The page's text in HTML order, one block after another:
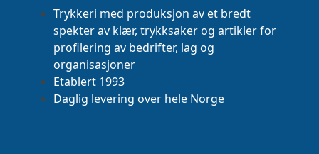
Trykkeri med produksjon av et bredt
spekter av klær, trykksaker og artikler for
profilering av bedrifter, lag og
organisasjoner
Etablert 1993
Daglig levering over hele Norge